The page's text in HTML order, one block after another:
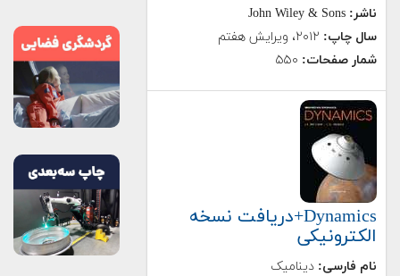
ناشر: John Wiley & Sons
سال چاپ: ۲۰۱۲، ویرایش هفتم
شمار صفحات: ۵۵۰
Dynamics+دریافت نسخه
الکترونیکی
نام فارسی: دینامیک